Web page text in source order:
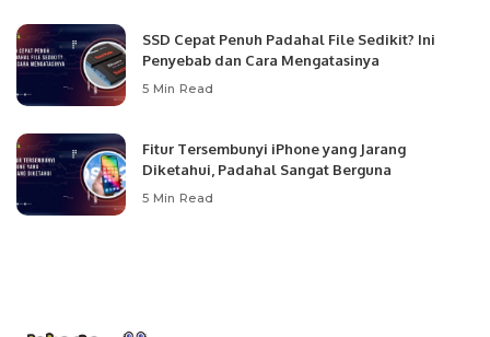
SSD Cepat Penuh Padahal File Sedikit? Ini
Penyebab dan Cara Mengatasinya
5 Min Read
Fitur Tersembunyi iPhone yang Jarang
Diketahui, Padahal Sangat Berguna
5 Min Read